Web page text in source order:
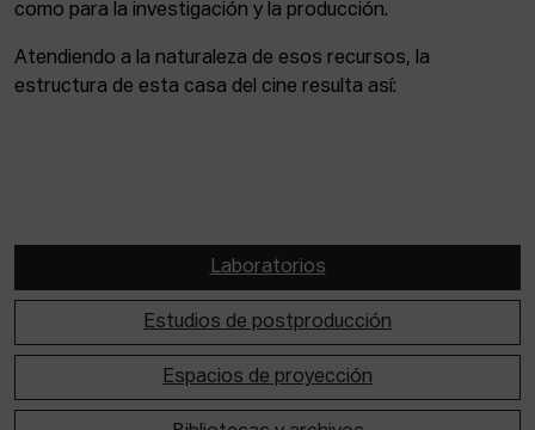
como para la investigación y la producción.
Atendiendo a la naturaleza de esos recursos, la
estructura de esta casa del cine resulta así:
Laboratorios
Estudios de postproducción
Espacios de proyección